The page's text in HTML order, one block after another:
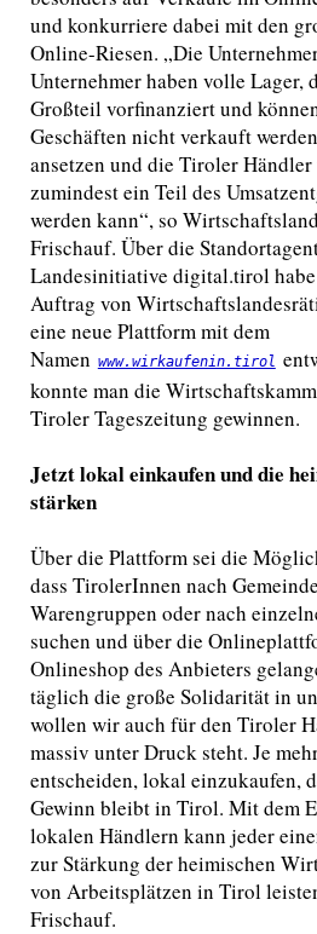
und konkurriere dabei mit den
Online-Riesen. „Die
Unternehmer haben volle
Großteil vorfinanziert und
Geschäften nicht verkauft
ansetzen und die Tiroler
zumindest ein Teil des
werden kann“, so
Frischauf. Über die
Landesinitiative digital.tirol
Auftrag von
eine neue Plattform mit dem
Namen www.wirkaufenin.tirol
konnte man die
Tiroler Tageszeitung gewinnen.
Jetzt lokal einkaufen und die
stärken
Über die Plattform sei die
dass TirolerInnen nach
Warengruppen oder nach
suchen und über die
Onlineshop des Anbieters
täglich die große Solidarität in
wollen wir auch für den Tiroler
massiv unter Druck steht. Je
entscheiden, lokal einzukaufen,
Gewinn bleibt in Tirol. Mit dem
lokalen Händlern kann jeder
zur Stärkung der heimischen
von Arbeitsplätzen in Tirol
Frischauf.